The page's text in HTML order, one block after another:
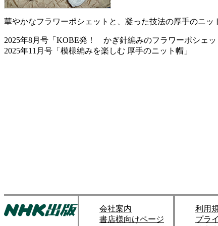
華やかなフラワーポシェットと、凝った技法の厚手のニッ
2025年8月号「KOBE発！ かぎ針編みのフラワーポシェッ
2025年11月号「模様編みを楽しむ 厚手のニット帽」
会社案内
書店様向けページ
利用
プラ